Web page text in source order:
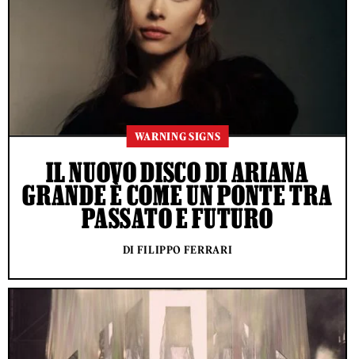
WARNING SIGNS
IL NUOVO DISCO DI ARIANA
GRANDE È COME UN PONTE TRA
PASSATO E FUTURO
DI FILIPPO FERRARI